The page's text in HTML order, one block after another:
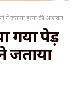
ने जताया हत्या की आशंका!
गया पेड़
जताया